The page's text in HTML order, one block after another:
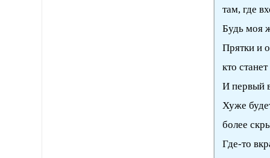
там, где
Будь моя
Прятки и
кто
И первый
Хуже
более
Где-то